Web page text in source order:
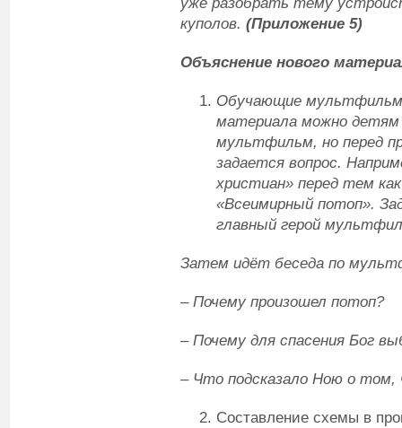
куполов. (Приложение 5)
Объяснение нового
Обучающие
материала можно
мультфильм, но перед
задается вопрос.
христиан» перед тем
«Всеимирный потоп».
главный герой
Затем идёт беседа по
–Почему произошел потоп?
– Почему для спасения Бог
– Что подсказало Ною о том,
Составление схемы в